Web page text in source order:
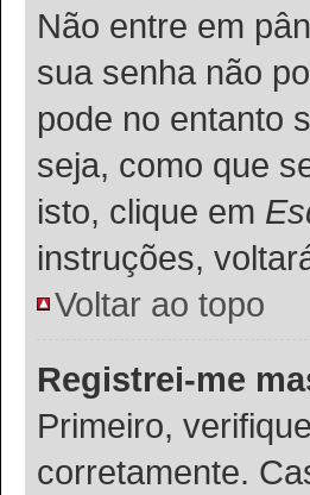
Não entre em
sua senha não
pode no entanto
seja, como que
isto, clique em
instruções,
Voltar ao topo
Registrei-me
Primeiro,
corretamente.